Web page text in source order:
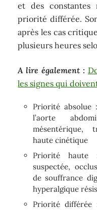
et des constantes
priorité différée.
après les cas
plusieurs heures
A lire également :
les signes qui
Priorité absolue
l’aorte
mésentérique,
haute cinétique
Priorité haute
suspectée,
de souffrance
hyperalgique
Priorité différée